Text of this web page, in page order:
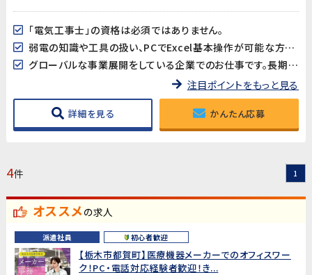
「電気工事士」の資格は必須ではありません。
弱電の知識や工具の扱い、PCでExcel基本操作が可能な方歓迎!
グローバルな事業展開をしている企業でのお仕事です。長期的に安定した就業が見込めます。
注目ポイントをもっと見る
詳細を見る かんたん応募
4件 1
オススメの求人
派遣社員 初心者歓迎
【栃木市都賀町】医療機器メーカーでのオフィスワー
ク！PC・電話対応経験者歓迎！き...